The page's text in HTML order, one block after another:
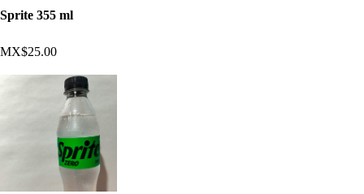
Sprite 355 ml
MX$25.00